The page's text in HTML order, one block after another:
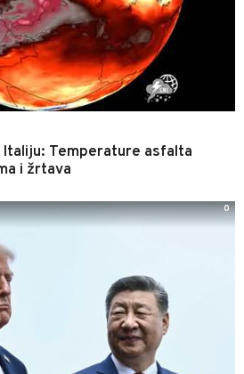
Italiju: Temperature asfalta
i žrtava
0